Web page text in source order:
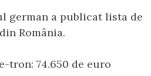
german a publicat lista de
România.
tron: 74.650 de euro